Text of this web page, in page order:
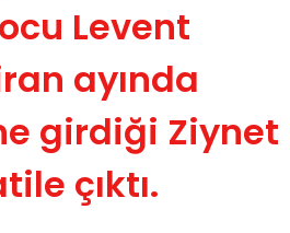
Levent
ayında
girdiği Ziynet
çıktı.